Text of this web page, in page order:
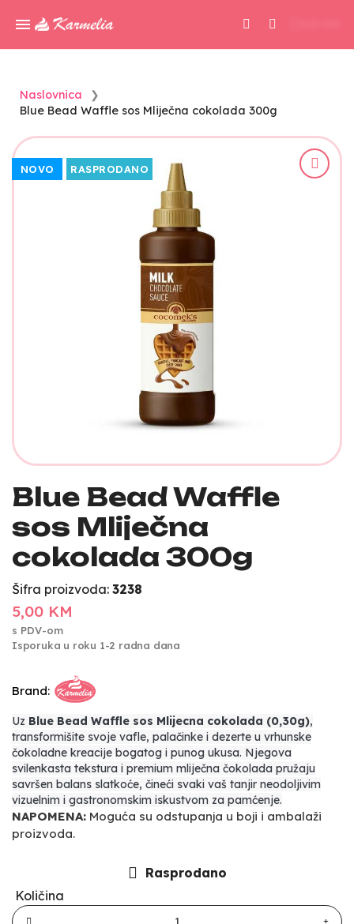
Naslovnica
Blue Bead Waffle sos Mliječna cokolada 300g
NOVO RASPRODANO
Blue Bead Waffle
sos Mliječna
cokolada 300g
Šifra proizvoda: 3238
5,00 KM
s PDV-om
Isporuka u roku 1-2 radna dana
Brand:
Uz Blue Bead Waffle sos Mlijecna cokolada (0,30g),
transformišite svoje vafle, palačinke i dezerte u vrhunske
čokoladne kreacije bogatog i punog ukusa. Njegova
svilenkasta tekstura i premium mliječna čokolada pružaju
savršen balans slatkoće, čineći svaki vaš tanjir neodoljivim
vizuelnim i gastronomskim iskustvom za pamćenje.
NAPOMENA: Moguća su odstupanja u boji i ambalaži
proizvoda.
Rasprodano
Količina